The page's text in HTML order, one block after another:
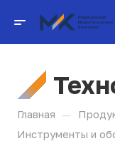
Главная —
Инструменты и